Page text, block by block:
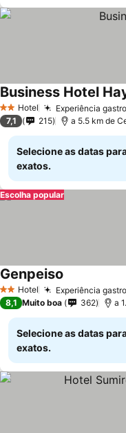
2 Estrelas
Hotel Experiência
Business Hotel
7,1 215 a 5.5 km de
Selecione as datas
exatos.
Escolha popular
2 Estrelas
Hotel Experiência
Genpeiso
8,1 Muito boa 362 a
Selecione as datas
exatos.